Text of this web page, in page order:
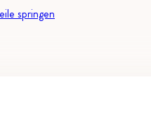
springen